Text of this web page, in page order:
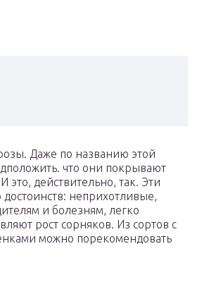
Даже по названию этой
что они покрывают
это, действительно, так. Эти
неприхотливые,
и болезням, легко
рост сорняков. Из сортов с
можно порекомендовать